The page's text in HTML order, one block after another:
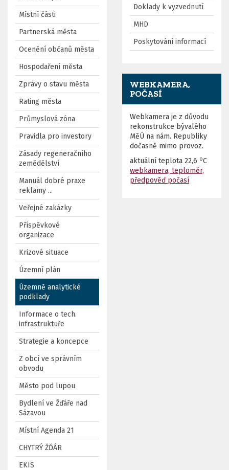
Místní části
Partnerská města
Ocenění občanů města
Hospodaření města
Zprávy o stavu města
Rating města
Průmyslová zóna
Pravidla pro investory
Zásady regeneračního
zemědělství
Manuál dobré praxe
reklamy ...
Veřejné zakázky
Příspěvkové
organizace
Krizové situace
Územní plán
Územně analytické
podklady
Informace o tech.
infrastruktuře
Strategie a koncepce
Z obcí ve správním
obvodu
Město pod lupou
Bydlení ve Žďáře nad
Sázavou
Místní Agenda 21
CHYTRÝ ŽĎÁR
EKIS
Doklady k vyzvednutí
MHD
Poskytování informací
WEBKAMERA,
POČASÍ
Webkamera je z důvodu
rekonstrukce bývalého
MěÚ na nám. Republiky
dočasně mimo provoz.
aktuální teplota 22,6 oC
webkamera, teploměr,
předpověď počasí